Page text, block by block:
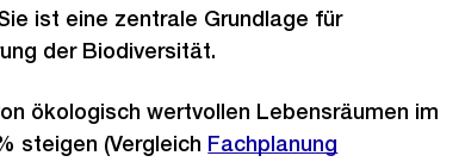
ist eine zentrale Grundlage für
der Biodiversität.
ökologisch wertvollen Lebensräumen im
steigen (Vergleich Fachplanung